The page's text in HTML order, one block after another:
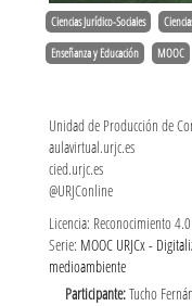
Ciencias Jurídico-Sociales
Enseñanza y Educación MOOC
Unidad de Producción de
aulavirtual.urjc.es
cied.urjc.es
@URJConline
Licencia: Reconocimiento
Serie: MOOC URJCx -
medioambiente
Participante:Tucho